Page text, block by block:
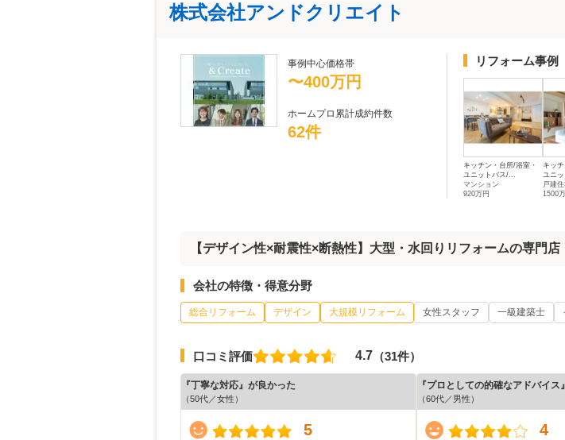
株式会社アンドクリエイト
事例中心価格帯
〜400万円
ホームプロ累計成約件数
62件
リフォーム事例
キッチン・台所/浴室・
ユニットバス/...
マンション
920万円
キッ
ユニッ
戸建
1500
【デザイン性×耐震性×断熱性】大型・水回りリフォームの専門店
会社の特徴・得意分野
総合リフォーム デザイン 大規模リフォーム 女性スタッフ 一級建築士
口コミ評価 4.7 （31件）
『丁寧な対応』が良かった
（50代／女性）
5
『プロとしての的確なアドバイス
（60代／男性）
4